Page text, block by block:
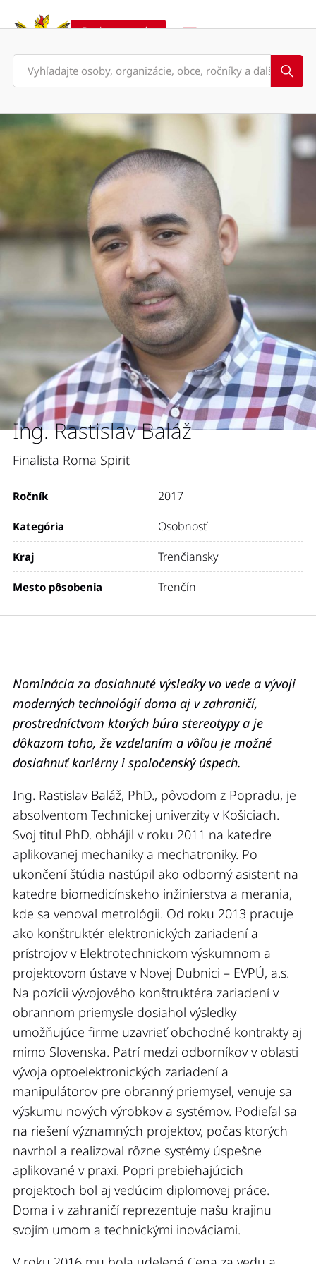
Podporte nás
Ing. Rastislav Baláž
Finalista Roma Spirit
Ročník 2017
Kategória Osobnosť
Kraj Trenčiansky
Mesto pôsobenia Trenčín
Nominácia za dosiahnuté výsledky vo vede a vývoji
moderných technológií doma aj v zahraničí,
prostredníctvom ktorých búra stereotypy a je
dôkazom toho, že vzdelaním a vôľou je možné
dosiahnuť kariérny i spoločenský úspech.
Ing. Rastislav Baláž, PhD., pôvodom z Popradu, je
absolventom Technickej univerzity v Košiciach.
Svoj titul PhD. obhájil v roku 2011 na katedre
aplikovanej mechaniky a mechatroniky. Po
ukončení štúdia nastúpil ako odborný asistent na
katedre biomedicínskeho inžinierstva a merania,
kde sa venoval metrológii. Od roku 2013 pracuje
ako konštruktér elektronických zariadení a
prístrojov v Elektrotechnickom výskumnom a
projektovom ústave v Novej Dubnici – EVPÚ, a.s.
Na pozícii vývojového konštruktéra zariadení v
obrannom priemysle dosiahol výsledky
umožňujúce firme uzavrieť obchodné kontrakty aj
mimo Slovenska. Patrí medzi odborníkov v oblasti
vývoja optoelektronických zariadení a
manipulátorov pre obranný priemysel, venuje sa
výskumu nových výrobkov a systémov. Podieľal sa
na riešení významných projektov, počas ktorých
navrhol a realizoval rôzne systémy úspešne
aplikované v praxi. Popri prebiehajúcich
projektoch bol aj vedúcim diplomovej práce.
Doma i v zahraničí reprezentuje našu krajinu
svojím umom a technickými inováciami.